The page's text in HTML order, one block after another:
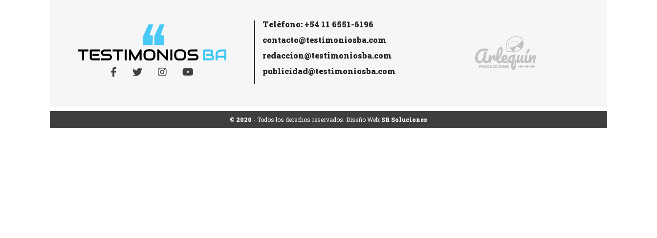
Teléfono: +54 11 6551-6196
contacto@testimoniosba.com
redaccion@testimoniosba.com
publicidad@testimoniosba.com
© 2020 - Todos los derechos reservados. Diseño Web: SR Soluciones